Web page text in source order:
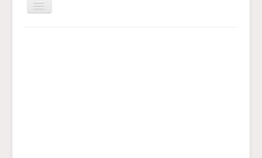
Перемикач
навігації